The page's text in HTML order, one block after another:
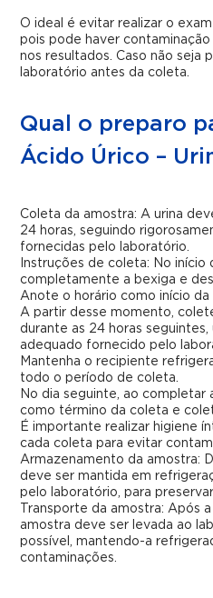
O ideal é evitar realizar o
pois pode haver
nos resultados. Caso não seja
laboratório antes da coleta.
Qual o preparo
Ácido Úrico –
Coleta da amostra: A urina
24 horas, seguindo
fornecidas pelo laboratório.
Instruções de coleta: No início
completamente a bexiga e
Anote o horário como início da
A partir desse momento,
durante as 24 horas
adequado fornecido pelo
Mantenha o recipiente
todo o período de coleta.
No dia seguinte, ao completar
como término da coleta e
É importante realizar higiene
cada coleta para evitar
Armazenamento da amostra:
deve ser mantida em
pelo laboratório, para
Transporte da amostra: Após
amostra deve ser levada ao
possível, mantendo-a
contaminações.